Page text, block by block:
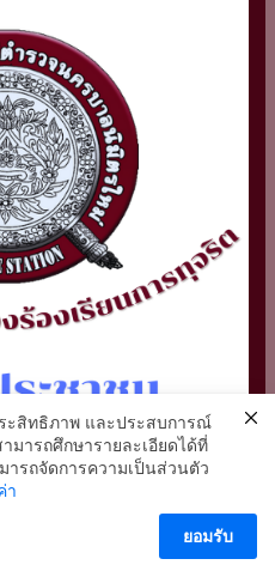
ะสิทธิภาพ และประสบการณ์
ารถศึกษารายละเอียดได้ที่
ารถจัดการความเป็นส่วนตัว
า
ยอมรับ